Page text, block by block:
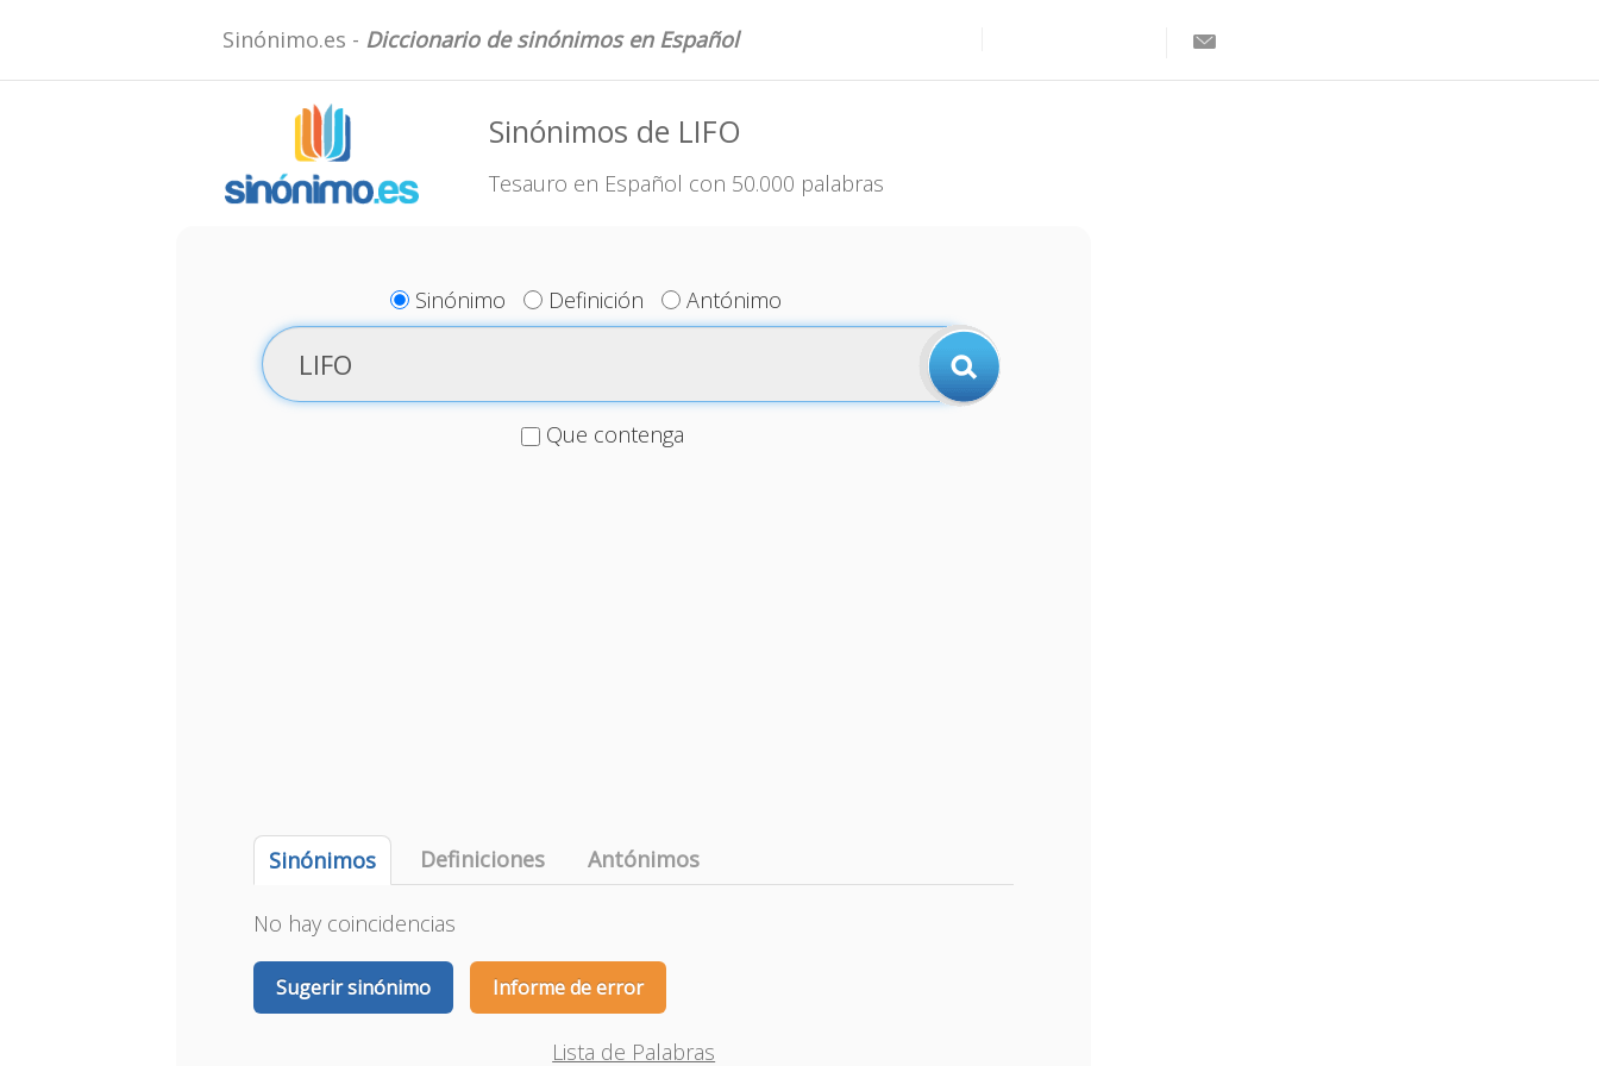
Sinónimo.es - Diccionario de sinónimos en Español
Sinónimos de LIFO
Tesauro en Español con 50.000 palabras
Sinónimo Definición Antónimo
Que contenga
Sinónimos Definiciones Antónimos
No hay coincidencias
Sugerir sinónimo Informe de error
Lista de Palabras